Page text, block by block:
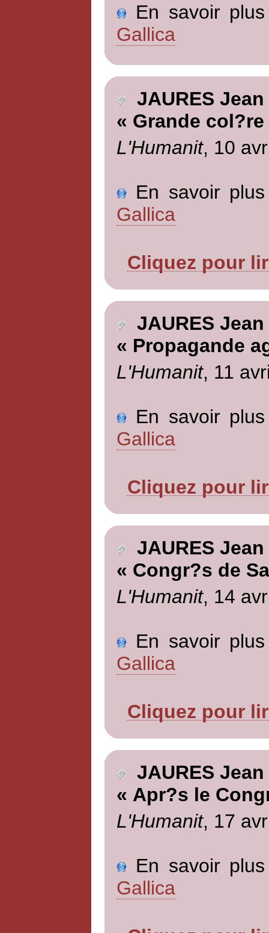
En savoir
Gallica
JAURES Jean
« Grande col?re
L'Humanit, 10
En savoir
Gallica
Cliquez pour
JAURES Jean
« Propagande
L'Humanit, 11
En savoir
Gallica
Cliquez pour
JAURES Jean
« Congr?s de
L'Humanit, 14
En savoir
Gallica
Cliquez pour
JAURES Jean
« Apr?s le
L'Humanit, 17
En savoir
Gallica